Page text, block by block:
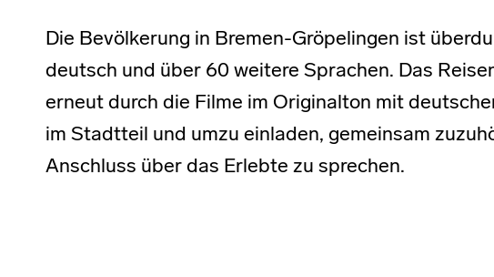
Die Bevölkerung in Bremen-Gröpelingen ist
deutsch und über 60 weitere Sprachen. Das
erneut durch die Filme im Originalton mit
im Stadtteil und umzu einladen, gemeinsam
Anschluss über das Erlebte zu sprechen.